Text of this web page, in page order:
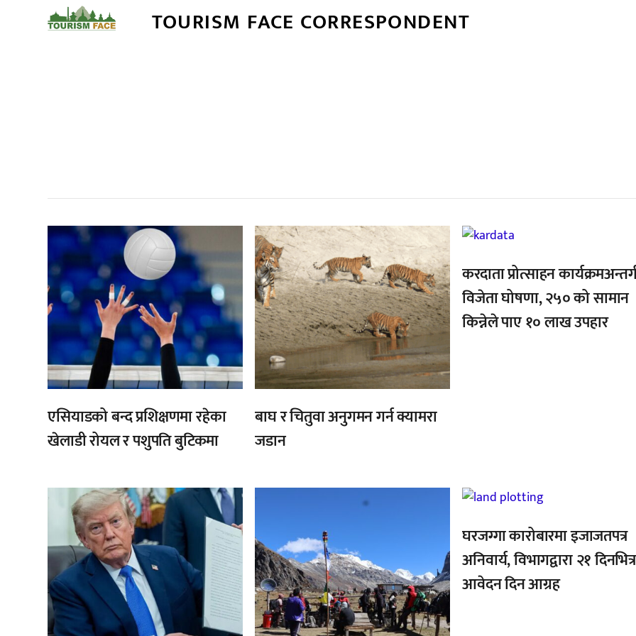
TOURISM FACE CORRESPONDENT
,
एसियाडको बन्द प्रशिक्षणमा रहेका
खेलाडी रोयल र पशुपति बुटिकमा
बाघ र चितुवा अनुगमन गर्न क्यामरा
जडान
,
करदाता प्रोत्साहन
विजेता घोषणा, २५० को सामान
किन्नेले पाए १० लाख उपहार
,
घरजग्गा कारोबारमा इजाजतपत्र
अनिवार्य, विभागद्वारा २१ दिनभित्र
आवेदन दिन आग्रह